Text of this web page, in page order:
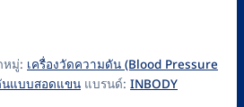
มู่: เครื่องวัดความดัน (Blood Pressure
นแบบสอดแขน แบรนด์: INBODY